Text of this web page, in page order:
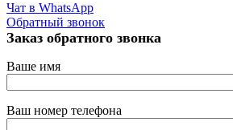
Чат в WhatsApp
Обратный звонок
Заказ обратного звонка
Ваше имя
Ваш номер телефона